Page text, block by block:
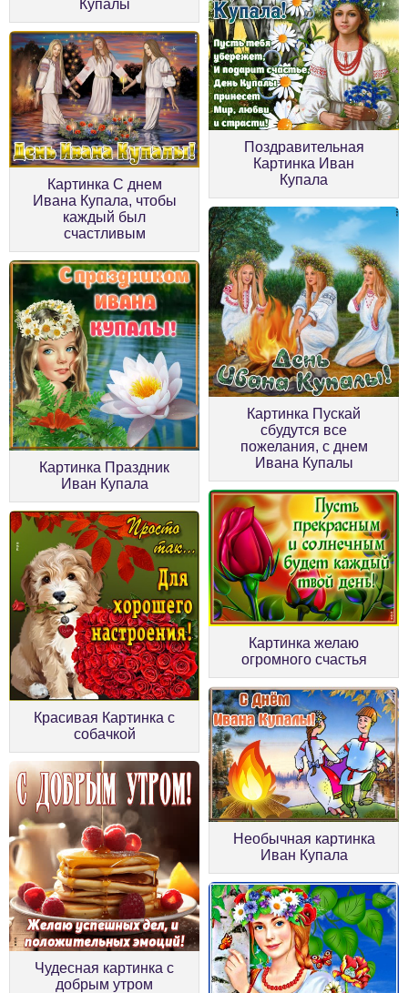
Купалы
Картинка С днем
Ивана Купала, чтобы
каждый был
счастливым
Поздравительная
Картинка Иван
Купала
Картинка Праздник
Иван Купала
Картинка Пускай
сбудутся все
пожелания, с днем
Ивана Купалы
Красивая Картинка с
собачкой
Картинка желаю
огромного счастья
Чудесная картинка с
добрым утром
Необычная картинка
Иван Купала